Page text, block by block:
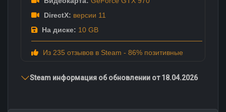
DirectX: версии 11
На диске: 10 GB
Из 235 отзывов в Steam - 86% позитивные
Steam информация об обновлении от 18.04.2026